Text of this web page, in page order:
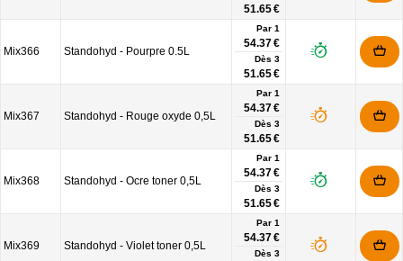
51.65 €
Mix366 Standohyd - Pourpre 0.5L
Par 1
54.37 €
Dès 3
51.65 €
Mix367 Standohyd - Rouge oxyde 0,5L
Par 1
54.37 €
Dès 3
51.65 €
Mix368 Standohyd - Ocre toner 0,5L
Par 1
54.37 €
Dès 3
51.65 €
Mix369 Standohyd - Violet toner 0,5L
Par 1
54.37 €
Dès 3